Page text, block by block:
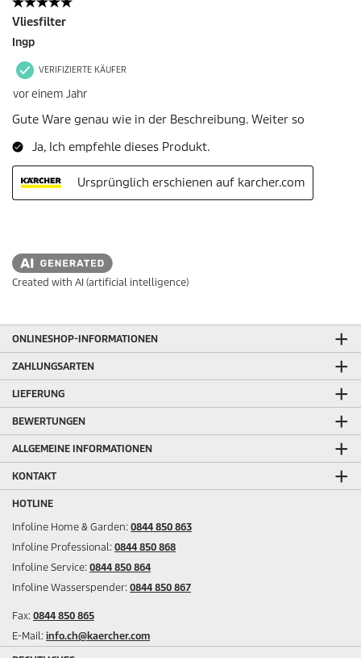
Created with AI (artificial intelligence)
ONLINESHOP-INFORMATIONEN
ZAHLUNGSARTEN
LIEFERUNG
BEWERTUNGEN
ALLGEMEINE INFORMATIONEN
KONTAKT
HOTLINE
Infoline Home & Garden: 0844 850 863
Infoline Professional: 0844 850 868
Infoline Service: 0844 850 864
Infoline Wasserspender: 0844 850 867
Fax: 0844 850 865
E-Mail: info.ch@kaercher.com